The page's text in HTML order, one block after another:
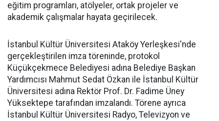
eğitim programları, atölyeler, ortak projeler ve
akademik çalışmalar hayata geçirilecek.
İstanbul Kültür Üniversitesi Ataköy Yerleşkesi'nde
gerçekleştirilen imza töreninde, protokol
Küçükçekmece Belediyesi adına Belediye Başkan
Yardımcısı Mahmut Sedat Özkan ile İstanbul Kültür
Üniversitesi adına Rektör Prof. Dr. Fadime Üney
Yüksektepe tarafından imzalandı. Törene ayrıca
İstanbul Kültür Üniversitesi Radyo, Televizyon ve